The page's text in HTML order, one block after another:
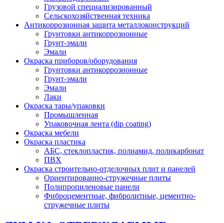
Грузовой специализированный
Сельскохозяйственная техника
Антикоррозионная защита металлоконструкций
Грунтовки антикоррозионные
Грунт-эмали
Эмали
Окраска приборов/оборудования
Грунтовки антикоррозионные
Грунт-эмали
Эмали
Лаки
Окраска тары/упаковки
Промышленная
Упаковочная лента (dip coating)
Окраска мебели
Окраска пластика
АБС, стеклопластик, полиамид, поликарбонат
ПВХ
Окраска строительно-отделочных плит и панелей
Ориентированно-стружечные плиты
Полипропиленовые панели
Фиброцементные, фибролитные, цементно-
стружечные плиты